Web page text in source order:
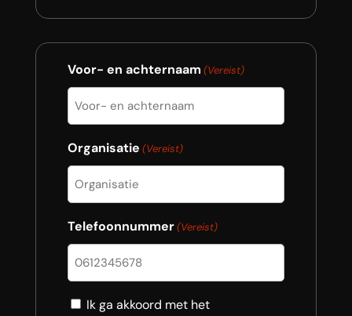
Voor- en achternaam (Vereist)
Organisatie (Vereist)
Telefoonnummer(Vereist)
Consent
Ik ga akkoord met het